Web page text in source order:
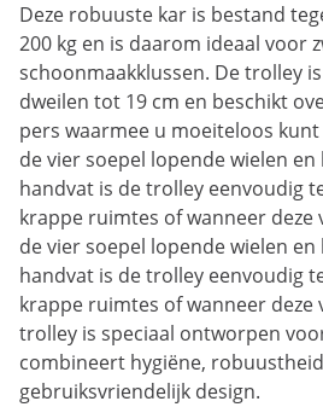
Deze robuuste kar is bestand
200 kg en is daarom ideaal voor
schoonmaakklussen. De trolley
dweilen tot 19 cm en beschikt
pers waarmee u moeiteloos
de vier soepel lopende wielen
handvat is de trolley eenvoudig
krappe ruimtes of wanneer deze
de vier soepel lopende wielen
handvat is de trolley eenvoudig
krappe ruimtes of wanneer deze
trolley is speciaal ontworpen
combineert hygiëne,
gebruiksvriendelijk design.